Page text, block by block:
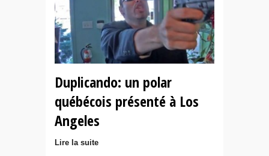
Duplicando: un polar
québécois présenté à Los
Angeles
Lire la suite